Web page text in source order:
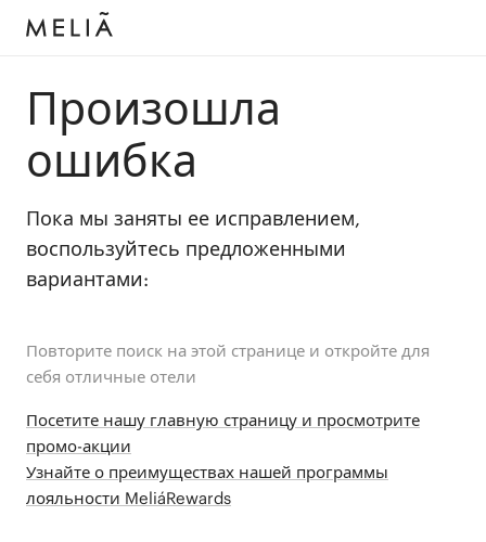
Произошла
ошибка
Пока мы заняты ее исправлением,
воспользуйтесь предложенными
вариантами:
Повторите поиск на этой странице и откройте для
себя отличные отели
Посетите нашу главную страницу и просмотрите
промо-акции
Узнайте о преимуществах нашей программы
лояльности MeliáRewards